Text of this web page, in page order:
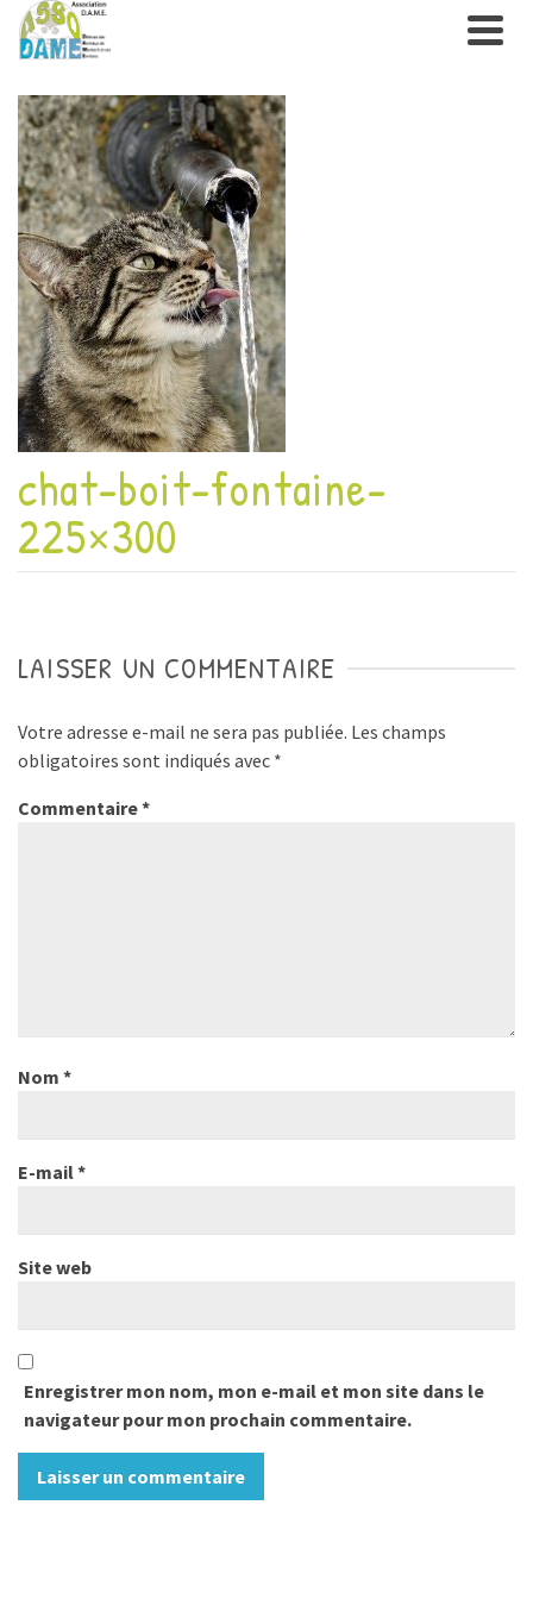
chat-boit-fontaine-
225×300
LAISSER UN COMMENTAIRE
Votre adresse e-mail ne sera pas publiée. Les champs
obligatoires sont indiqués avec *
Commentaire*
Nom *
E-mail*
Site web
Enregistrer mon nom, mon e-mail et mon site dans le
navigateur pour mon prochain commentaire.